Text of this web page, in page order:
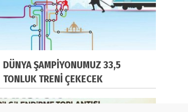
DÜNYA ŞAMPİYONUMUZ 33,5
TONLUK TRENİ ÇEKECEK